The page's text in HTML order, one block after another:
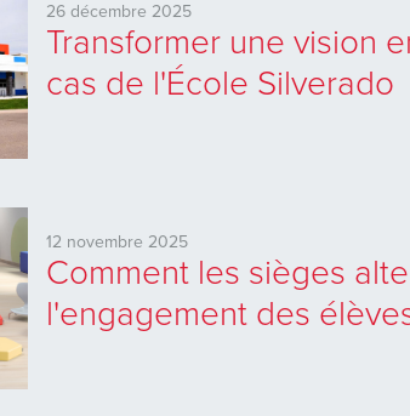
26 décembre 2025
Transformer une vision
cas de l'École Silverado
12 novembre 2025
Comment les sièges
l'engagement des